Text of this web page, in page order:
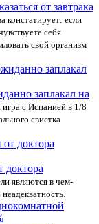
от завтрака
констатирует: если
себя
свой организм
заплакал на
с Испанией в 1/8
свистка
доктора
являются в чем-